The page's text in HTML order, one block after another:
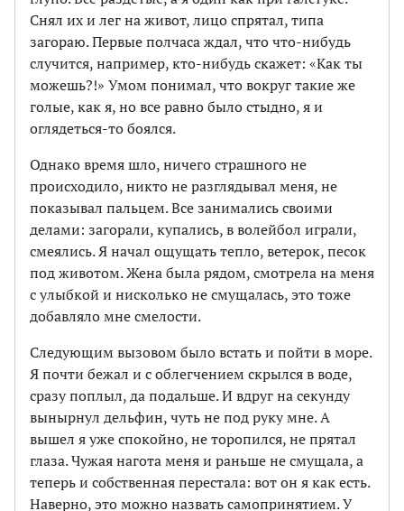
Снял их и лег на живот, лицо спрятал, типа
загораю. Первые полчаса ждал, что что-нибудь
случится, например, кто-нибудь скажет: «Как ты
можешь?!» Умом понимал, что вокруг такие же
голые, как я, но все равно было стыдно, я и
оглядеться-то боялся.
Однако время шло, ничего страшного не
происходило, никто не разглядывал меня, не
показывал пальцем. Все занимались своими
делами: загорали, купались, в волейбол играли,
смеялись. Я начал ощущать тепло, ветерок, песок
под животом. Жена была рядом, смотрела на меня
с улыбкой и нисколько не смущалась, это тоже
добавляло мне смелости.
Следующим вызовом было встать и пойти в море.
Я почти бежал и с облегчением скрылся в воде,
сразу поплыл, да подальше. И вдруг на секунду
вынырнул дельфин, чуть не под руку мне. А
вышел я уже спокойно, не торопился, не прятал
глаза. Чужая нагота меня и раньше не смущала, а
теперь и собственная перестала: вот он я как есть.
Наверно, это можно назвать самопринятием. У